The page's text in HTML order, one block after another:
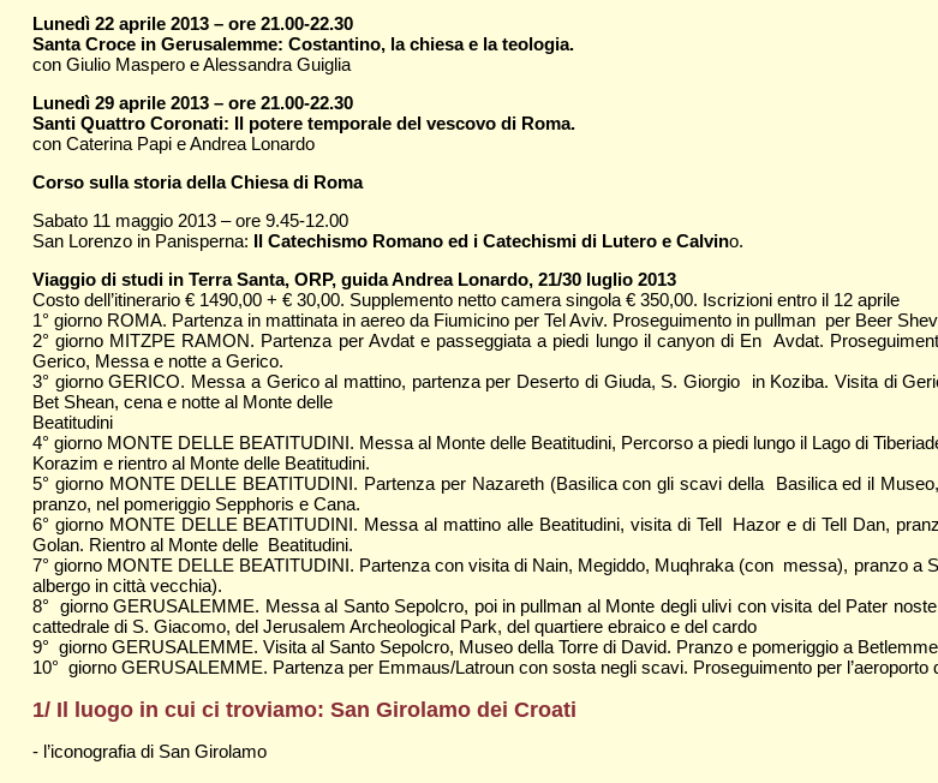
Lunedì 22 aprile 2013 – ore 21.00-22.30
Santa Croce in Gerusalemme: Costantino, la chiesa e la teologia.
con Giulio Maspero e Alessandra Guiglia
Lunedì 29 aprile 2013 – ore 21.00-22.30
Santi Quattro Coronati: Il potere temporale del vescovo di Roma.
con Caterina Papi e Andrea Lonardo
Corso sulla storia della Chiesa di Roma
Sabato 11 maggio 2013 – ore 9.45-12.00
San Lorenzo in Panisperna: Il Catechismo Romano ed i Catechismi di Lutero e Calvino.
Viaggio di studi in Terra Santa, ORP, guida Andrea Lonardo, 21/30 luglio 2013
Costo dell’itinerario € 1490,00 + € 30,00. Supplemento netto camera singola € 350,00. Iscrizioni entro il 12 aprile
1° giorno ROMA. Partenza in mattinata in aereo da Fiumicino per Tel Aviv. Proseguimento in pullman per Beer
2° giorno MITZPE RAMON. Partenza per Avdat e passeggiata a piedi lungo il canyon di En Avdat.
Gerico, Messa e notte a Gerico.
3° giorno GERICO. Messa a Gerico al mattino, partenza per Deserto di Giuda, S. Giorgio in Koziba. Visita di
Bet Shean, cena e notte al Monte delle
Beatitudini
4° giorno MONTE DELLE BEATITUDINI. Messa al Monte delle Beatitudini, Percorso a piedi lungo il Lago di
Korazim e rientro al Monte delle Beatitudini.
5° giorno MONTE DELLE BEATITUDINI. Partenza per Nazareth (Basilica con gli scavi della Basilica ed il
pranzo, nel pomeriggio Sepphoris e Cana.
6° giorno MONTE DELLE BEATITUDINI. Messa al mattino alle Beatitudini, visita di Tell Hazor e di Tell Dan,
Golan. Rientro al Monte delle Beatitudini.
7° giorno MONTE DELLE BEATITUDINI. Partenza con visita di Nain, Megiddo, Muqhraka (con messa), pranzo
albergo in città vecchia).
8° giorno GERUSALEMME. Messa al Santo Sepolcro, poi in pullman al Monte degli ulivi con visita del Pater
cattedrale di S. Giacomo, del Jerusalem Archeological Park, del quartiere ebraico e del cardo
9° giorno GERUSALEMME. Visita al Santo Sepolcro, Museo della Torre di David. Pranzo e pomeriggio a
10° giorno GERUSALEMME. Partenza per Emmaus/Latroun con sosta negli scavi. Proseguimento per l’aeroporto
1/ Il luogo in cui ci troviamo: San Girolamo dei Croati
- l’iconografia di San Girolamo